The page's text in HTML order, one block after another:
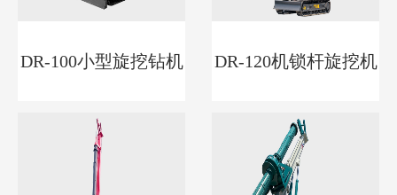
DR-100小型旋挖钻机 DR-120机锁杆旋挖机